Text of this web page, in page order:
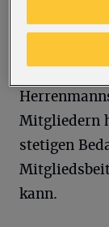
und
wie Bälle
Mitgliedern
stetigen
kann.